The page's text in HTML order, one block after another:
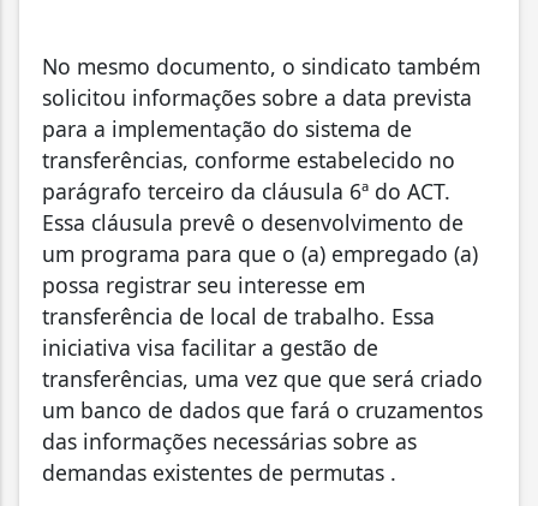
No mesmo documento, o sindicato também
solicitou informações sobre a data prevista
para a implementação do sistema de
transferências, conforme estabelecido no
parágrafo terceiro da cláusula 6ª do ACT.
Essa cláusula prevê o desenvolvimento de
um programa para que o (a) empregado (a)
possa registrar seu interesse em
transferência de local de trabalho. Essa
iniciativa visa facilitar a gestão de
transferências, uma vez que que será criado
um banco de dados que fará o cruzamentos
das informações necessárias sobre as
demandas existentes de permutas .